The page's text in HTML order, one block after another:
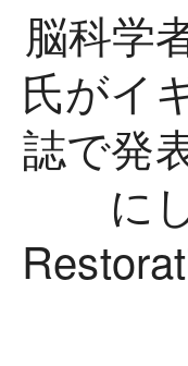
脳科学
氏がイ
誌で発
に